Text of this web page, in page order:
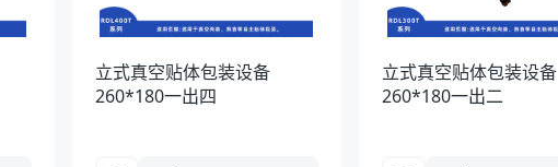
立式真空贴体包装设备
260*180一出四
立式真空贴体包装设备
260*180一出二